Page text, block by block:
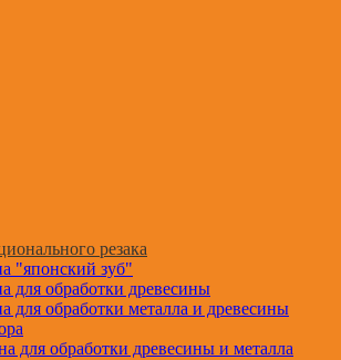
резака
"японский зуб"
для обработки древесины
обработки металла и древесины
для обработки древесины и металла